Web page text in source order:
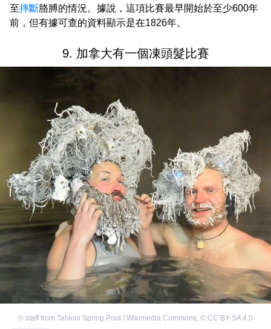
至摔斷胳膊的情況。據說，這項比賽最早開始於至少600年
前，但有據可查的資料顯示是在1826年。
9. 加拿大有一個凍頭髮比賽
© staff from Tahkini Spring Pool / Wikimedia Commons © CC BY-SA 4.0